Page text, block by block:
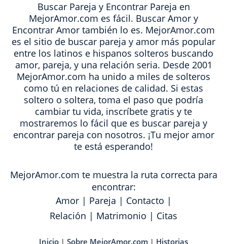
Buscar Pareja y Encontrar Pareja en
MejorAmor.com es fácil. Buscar Amor y
Encontrar Amor también lo es. MejorAmor.com
es el sitio de buscar pareja y amor más popular
entre los latinos e hispanos solteros buscando
amor, pareja, y una relación seria. Desde 2001
MejorAmor.com ha unido a miles de solteros
como tú en relaciones de calidad. Si estas
soltero o soltera, toma el paso que podría
cambiar tu vida, inscríbete gratis y te
mostraremos lo fácil que es buscar pareja y
encontrar pareja con nosotros. ¡Tu mejor amor
te está esperando!
MejorAmor.com te muestra la ruta correcta para
encontrar:
Amor| Pareja | Contacto |
Relación | Matrimonio | Citas
Inicio | Sobre MejorAmor.com | Historias